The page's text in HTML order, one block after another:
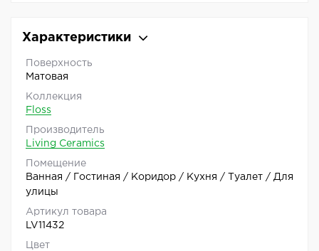
Характеристики
Поверхность
Матовая
Коллекция
Floss
Производитель
Living Ceramics
Помещение
Ванная / Гостиная / Коридор / Кухня / Туалет / Для
улицы
Артикул товара
LV11432
Цвет